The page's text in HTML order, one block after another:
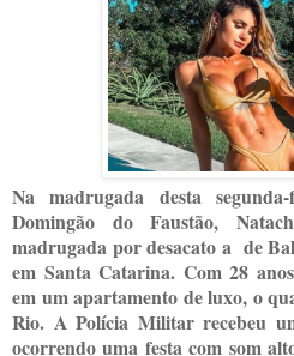
Na madrugada desta
Domingão do Faustão,
madrugada por desacato a de
em Santa Catarina. Com 28
em um apartamento de luxo, o
Rio. A Polícia Militar recebeu
ocorrendo uma festa com som